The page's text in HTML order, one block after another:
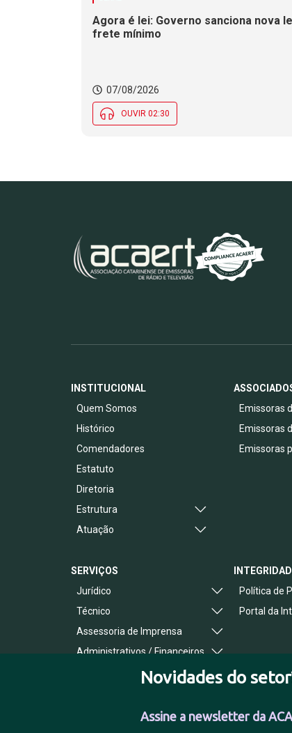
Novidades do
Assine a newsletter da
Agora é lei: Governo sanciona nova
frete mínimo
07/08/2026
OUVIR 02:30
INSTITUCIONAL
Quem Somos
Histórico
Comendadores
Estatuto
Diretoria
Estrutura
Atuação
Emissoras
Emissoras
Emissoras
SERVIÇOS
Jurídico
Técnico
Assessoria de Imprensa
Administrativos / Financeiros
Benefícios ao Associado
Política de
Portal da